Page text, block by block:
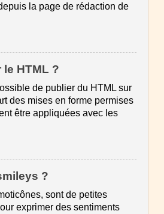
la page de rédaction de
HTML ?
de publier du HTML sur
des mises en forme permises
être appliquées avec les
?
sont de petites
exprimer des sentiments